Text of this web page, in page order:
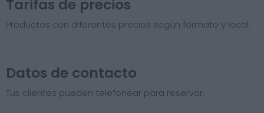
Tarifas de precios​
Productos con diferentes precios según formato y local.
Datos de contacto
Tus clientes pueden telefonear para reservar.